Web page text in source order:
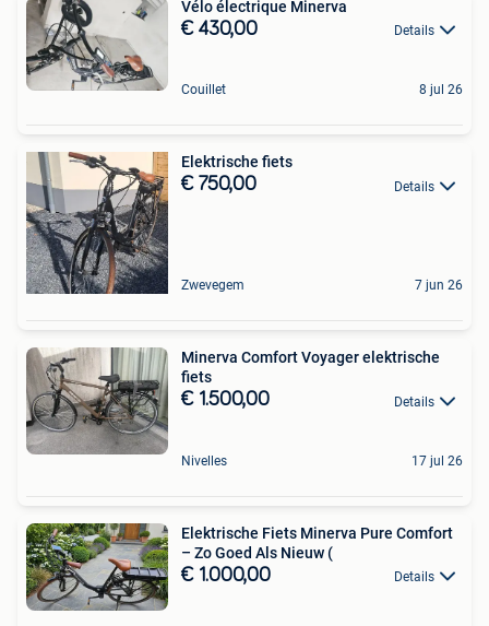
Vélo électrique Minerva
€ 430,00 Details
Couillet 8 jul 26
Elektrische fiets
€ 750,00 Details
Zwevegem 7 jun 26
Minerva Comfort Voyager elektrische
fiets
€ 1.500,00 Details
Nivelles 17 jul 26
Elektrische Fiets Minerva Pure Comfort
– Zo Goed Als Nieuw (
€ 1.000,00 Details